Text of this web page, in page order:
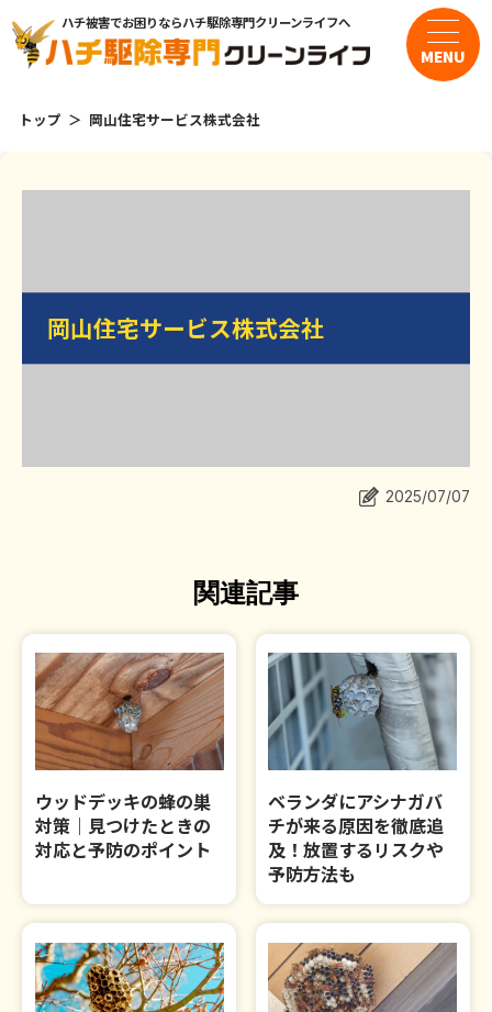
ハチ被害でお困りならハチ駆除専門クリーンライフへ
サービス・料金
・ミツバチの駆除
対応エリア
お問合せ
MENU
トップ 岡山住宅サービス株式会社
岡山住宅サービス株式会社
岡山住宅サービス株式会社
2025/07/07
関連記事
ウッドデッキの蜂の巣
対策｜見つけたときの
対応と予防のポイント
ベランダにアシナガバ
チが来る原因を徹底追
及！放置するリスクや
予防方法も